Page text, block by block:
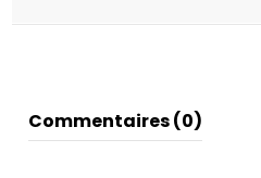
Commentaires (0)